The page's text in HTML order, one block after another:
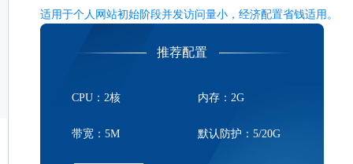
适用于个人网站初始阶段并发访问量小，经济配置省钱适用。
推荐配置
CPU：2核 内存：2G
带宽：5M 默认防护：5/20G